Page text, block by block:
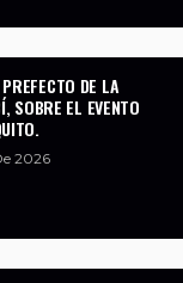
DE LA
SOBRE EL EVENTO
2026